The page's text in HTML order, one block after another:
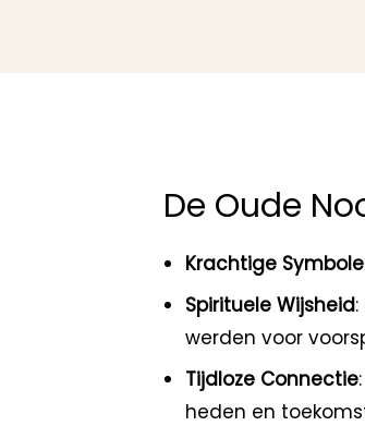
De Oude
Krachtige
Spirituele Wijsheid
werden voor
Tijdloze Connectie
heden en